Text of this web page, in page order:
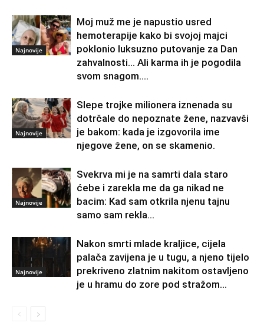
Najnovije
Moj muž me je napustio usred
hemoterapije kako bi svojoj majci
poklonio luksuzno putovanje za Dan
zahvalnosti… Ali karma ih je pogodila
svom snagom....
Najnovije
Slepe trojke milionera iznenada su
dotrčale do nepoznate žene, nazvavši
je bakom: kada je izgovorila ime
njegove žene, on se skamenio.
Najnovije
Svekrva mi je na samrti dala staro
ćebe i zarekla me da ga nikad ne
bacim: Kad sam otkrila njenu tajnu
samo sam rekla...
Najnovije
Nakon smrti mlade kraljice, cijela
palača zavijena je u tugu, a njeno tijelo
prekriveno zlatnim nakitom ostavljeno
je u hramu do zore pod stražom...